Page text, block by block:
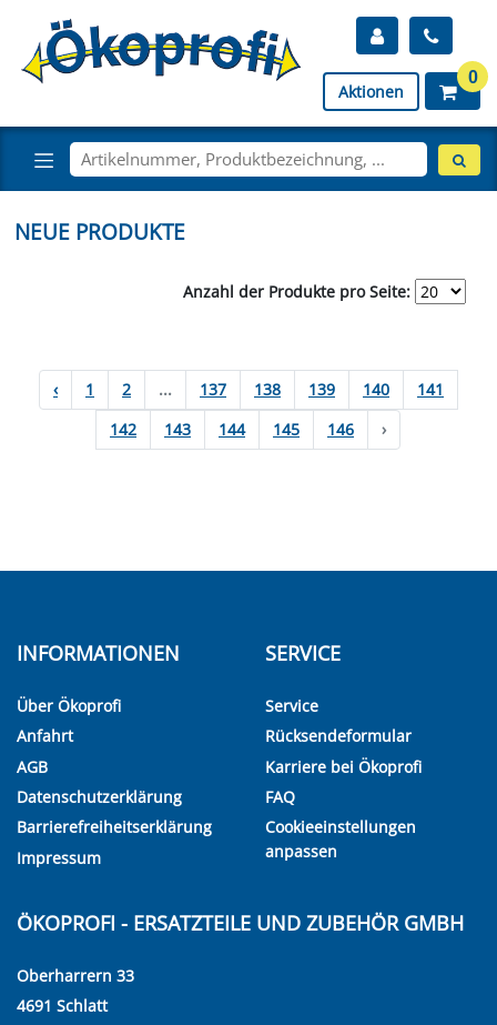
Aktionen
0
NEUE PRODUKTE
Anzahl der Produkte pro Seite:
‹ 1 2 ... 137 138 139 140
141
142
143 144 145 146 ›
INFORMATIONEN
Über Ökoprofi
Anfahrt
AGB
Datenschutzerklärung
Barrierefreiheitserklärung
Impressum
SERVICE
Service
Rücksendeformular
Karriere bei Ökoprofi
FAQ
Cookieeinstellungen
anpassen
ÖKOPROFI - ERSATZTEILE UND ZUBEHÖR GMBH
Oberharrern 33
4691 Schlatt